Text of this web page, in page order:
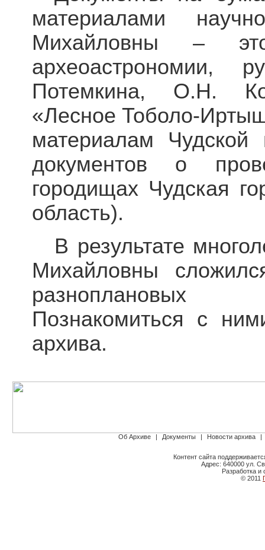
материалами
Михайловны –
археоастрономии,
Потемкина, О.Н.
«Лесное Тоболо-
материалам
документов о
городищах Чудская
область).
В результате
Михайловны
разноплановых
Познакомиться с
архива.
Об Архиве | Документы | Новости архива |
Контент сайта
Адрес: 640000 ул.
Разработка и
© 2011